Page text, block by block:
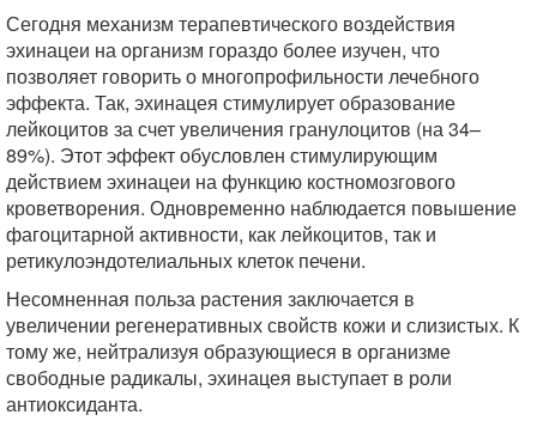
Сегодня механизм терапевтического воздействия
эхинацеи на организм гораздо более изучен, что
позволяет говорить о многопрофильности лечебного
эффекта. Так, эхинацея стимулирует образование
лейкоцитов за счет увеличения гранулоцитов (на 34–
89%). Этот эффект обусловлен стимулирующим
действием эхинацеи на функцию костномозгового
кроветворения. Одновременно наблюдается повышение
фагоцитарной активности, как лейкоцитов, так и
ретикулоэндотелиальных клеток печени.
Несомненная польза растения заключается в
увеличении регенеративных свойств кожи и слизистых. К
тому же, нейтрализуя образующиеся в организме
свободные радикалы, эхинацея выступает в роли
антиоксиданта.